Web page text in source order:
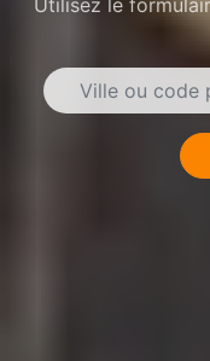
Utilisez le